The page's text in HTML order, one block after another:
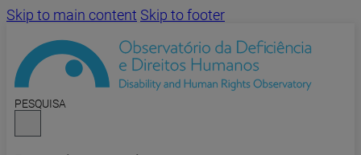
Skip to main content Skip to footer
PESQUISA